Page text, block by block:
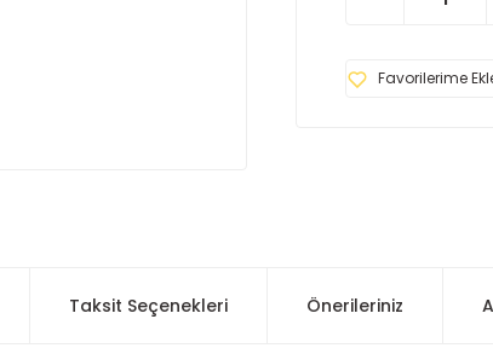
Taksit Seçenekleri Önerileriniz